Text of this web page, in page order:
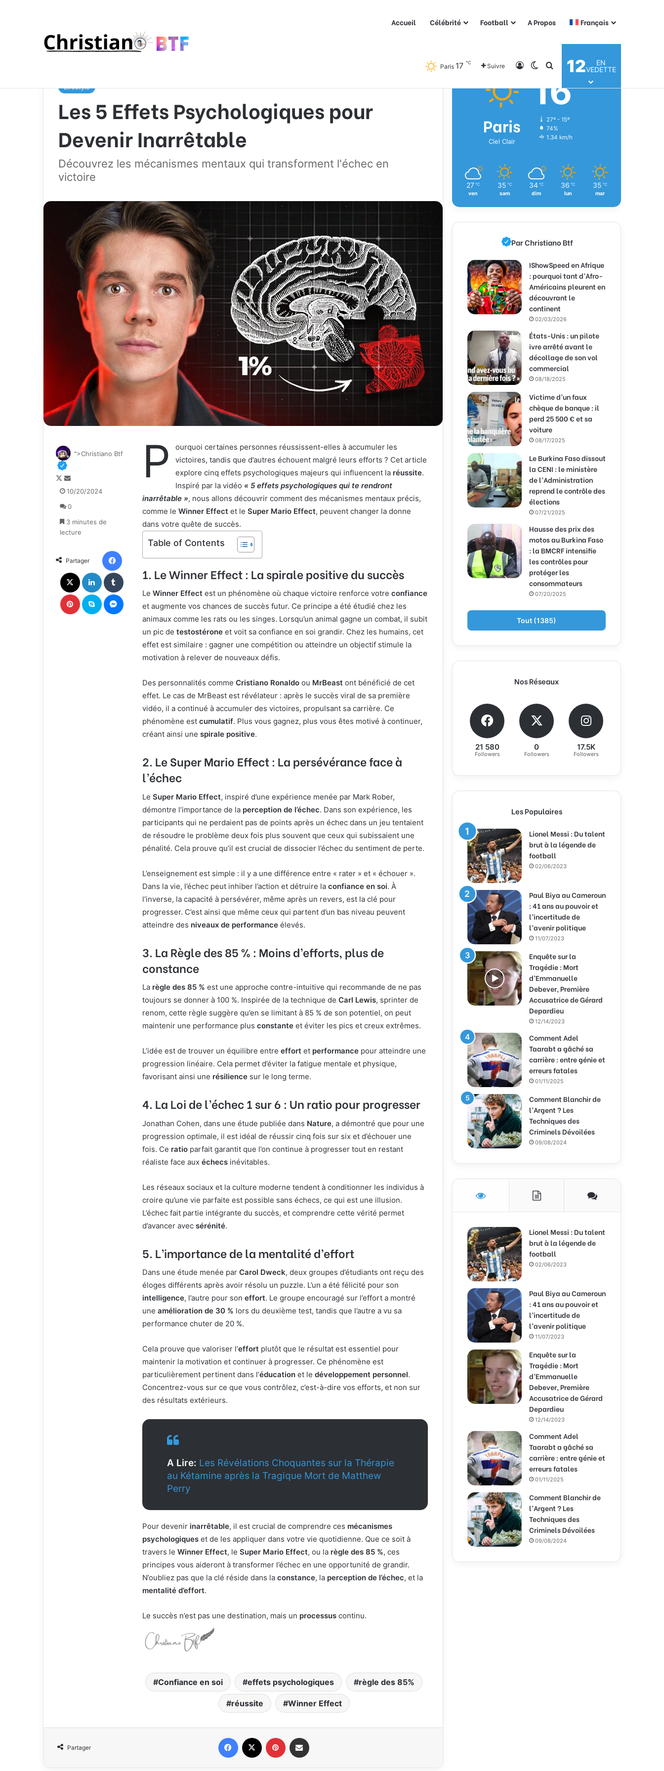
Accueil Célébrité Football A Propos Français
Paris 17 ℃ Suivre ConnexionSwitch skin
Rechercher
12
EN
VEDETTE
Lifestyle
Les 5 Effets Psychologiques pour
Devenir Inarrêtable
Découvrez les mécanismes mentaux qui transforment l'échec en
victoire
P
ourquoi certaines personnes réussissent-elles à accumuler les
victoires, tandis que d’autres échouent malgré leurs efforts ? Cet article
explore cinq effets psychologiques majeurs qui influencent la réussite.
Inspiré par la vidéo « 5 effets psychologiques qui te rendront
inarrêtable », nous allons découvrir comment des mécanismes mentaux précis,
comme le Winner Effect et le Super Mario Effect, peuvent changer la donne
dans votre quête de succès.
Table of Contents
1. Le Winner Effect : La spirale positive du succès
Le Winner Effect est un phénomène où chaque victoire renforce votre confiance
et augmente vos chances de succès futur. Ce principe a été étudié chez les
animaux comme les rats ou les singes. Lorsqu’un animal gagne un combat, il subit
un pic de testostérone et voit sa confiance en soi grandir. Chez les humains, cet
effet est similaire : gagner une compétition ou atteindre un objectif stimule la
motivation à relever de nouveaux défis.
Des personnalités comme Cristiano Ronaldo ou MrBeast ont bénéficié de cet
effet. Le cas de MrBeast est révélateur : après le succès viral de sa première
vidéo, il a continué à accumuler des victoires, propulsant sa carrière. Ce
phénomène est cumulatif. Plus vous gagnez, plus vous êtes motivé à continuer,
créant ainsi une spirale positive.
2. Le Super Mario Effect : La persévérance face à
l’échec
Le Super Mario Effect, inspiré d’une expérience menée par Mark Rober,
démontre l’importance de la perception de l’échec. Dans son expérience, les
participants qui ne perdaient pas de points après un échec dans un jeu tentaient
de résoudre le problème deux fois plus souvent que ceux qui subissaient une
pénalité. Cela prouve qu’il est crucial de dissocier l’échec du sentiment de perte.
L’enseignement est simple : il y a une différence entre « rater » et « échouer ».
Dans la vie, l’échec peut inhiber l’action et détruire la confiance en soi. À
l’inverse, la capacité à persévérer, même après un revers, est la clé pour
progresser. C’est ainsi que même ceux qui partent d’un bas niveau peuvent
atteindre des niveaux de performance élevés.
3. La Règle des 85 % : Moins d’efforts, plus de
constance
La règle des 85 % est une approche contre-intuitive qui recommande de ne pas
toujours se donner à 100 %. Inspirée de la technique de Carl Lewis, sprinter de
renom, cette règle suggère qu’en se limitant à 85 % de son potentiel, on peut
maintenir une performance plus constante et éviter les pics et creux extrêmes.
L’idée est de trouver un équilibre entre effort et performance pour atteindre une
progression linéaire. Cela permet d’éviter la fatigue mentale et physique,
favorisant ainsi une résilience sur le long terme.
4. La Loi de l’échec 1 sur 6 : Un ratio pour progresser
Jonathan Cohen, dans une étude publiée dans Nature, a démontré que pour une
progression optimale, il est idéal de réussir cinq fois sur six et d’échouer une
fois. Ce ratio parfait garantit que l’on continue à progresser tout en restant
réaliste face aux échecs inévitables.
Les réseaux sociaux et la culture moderne tendent à conditionner les individus à
croire qu’une vie parfaite est possible sans échecs, ce qui est une illusion.
L’échec fait partie intégrante du succès, et comprendre cette vérité permet
d’avancer avec sérénité.
5. L’importance de la mentalité d’effort
Dans une étude menée par Carol Dweck, deux groupes d’étudiants ont reçu des
éloges différents après avoir résolu un puzzle. L’un a été félicité pour son
intelligence, l’autre pour son effort. Le groupe encouragé sur l’effort a montré
une amélioration de 30 % lors du deuxième test, tandis que l’autre a vu sa
performance chuter de 20 %.
Cela prouve que valoriser l’effort plutôt que le résultat est essentiel pour
maintenir la motivation et continuer à progresser. Ce phénomène est
particulièrement pertinent dans l’éducation et le développement personnel.
Concentrez-vous sur ce que vous contrôlez, c’est-à-dire vos efforts, et non sur
des résultats extérieurs.
A Lire: Les Révélations Choquantes sur la Thérapie
au Kétamine après la Tragique Mort de Matthew
Perry
Pour devenir inarrêtable, il est crucial de comprendre ces mécanismes
psychologiques et de les appliquer dans votre vie quotidienne. Que ce soit à
travers le Winner Effect, le Super Mario Effect, ou la règle des 85 %, ces
principes vous aideront à transformer l’échec en une opportunité de grandir.
N’oubliez pas que la clé réside dans la constance, la perception de l’échec, et la
mentalité d’effort.
Le succès n’est pas une destination, mais un processus continu.
Confiance en soi effets psychologiques règle des 85%
réussite Winner Effect
">Christiano Btf
F
o
l
o
w
X
n
o
y
e
n
c
o
u
r
r
10/20/2024
0
3 minutes de
lecture
Partager
Partager
Météo
Paris
Ciel Clair
16 ℃
27º - 15º
74%
1.34 km/h
27 ℃
ven
35 ℃
sam
34 ℃
dim
36 ℃
lun
35 ℃
mar
Par Christiano Btf
IShowSpeed en Afrique
: pourquoi tant d’Afro-
Américains pleurent en
découvrant le
continent
02/03/2026
États-Unis : un pilote
ivre arrêté avant le
décollage de son vol
commercial
08/18/2025
Victime d’un faux
chèque de banque : il
perd 25 500 € et sa
voiture
08/17/2025
Le Burkina Faso dissout
la CENI : le ministère
de l’Administration
reprend le contrôle des
élections
07/21/2025
Hausse des prix des
motos au Burkina Faso
: la BMCRF intensifie
les contrôles pour
protéger les
consommateurs
07/20/2025
Tout (1385)
Nos Réseaux
21 580
Followers
0
Followers
17.5K
Followers
Les Populaires
Lionel Messi : Du talent
brut à la légende de
football
02/06/2023
Paul Biya au Cameroun
: 41 ans au pouvoir et
l’incertitude de
l’avenir politique
11/07/2023
Enquête sur la
Tragédie : Mort
d’Emmanuelle
Debever, Première
Accusatrice de Gérard
Depardieu
12/14/2023
Comment Adel
Taarabt a gâché sa
carrière : entre génie et
erreurs fatales
01/11/2025
Comment Blanchir de
l’Argent ? Les
Techniques des
Criminels Dévoilées
09/08/2024
Lionel Messi : Du talent
brut à la légende de
football
02/06/2023
Paul Biya au Cameroun
: 41 ans au pouvoir et
l’incertitude de
l’avenir politique
11/07/2023
Enquête sur la
Tragédie : Mort
d’Emmanuelle
Debever, Première
Accusatrice de Gérard
Depardieu
12/14/2023
Comment Adel
Taarabt a gâché sa
carrière : entre génie et
erreurs fatales
01/11/2025
Comment Blanchir de
l’Argent ? Les
Techniques des
Criminels Dévoilées
09/08/2024